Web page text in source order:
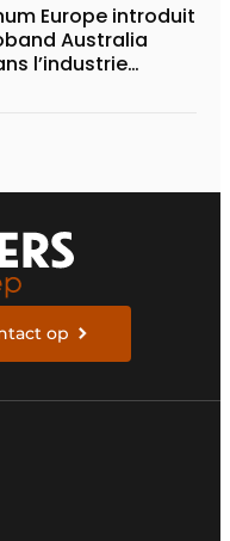
Europe introduit
Australia
l’industrie
op